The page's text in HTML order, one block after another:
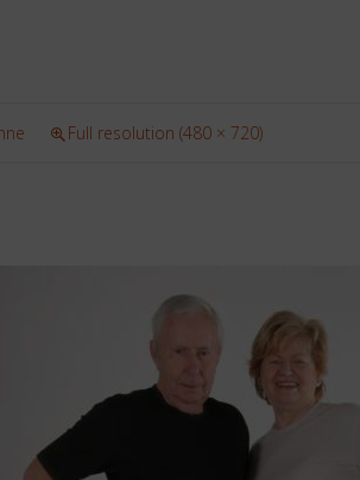
Full resolution (480 × 720)